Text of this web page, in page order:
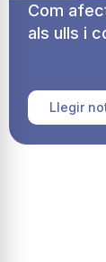
Com
als ulls i
Llegir